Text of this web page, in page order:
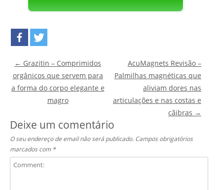
Post navigation
← Grazitin – Comprimidos
orgânicos que servem para
a forma do corpo elegante e
magro
AcuMagnets Revisão –
Palmilhas magnéticas que
aliviam dores nas
articulações e nas costas e
cãibras →
Deixe um comentário
O seu endereço de email não será publicado. Campos obrigatórios
marcados com *